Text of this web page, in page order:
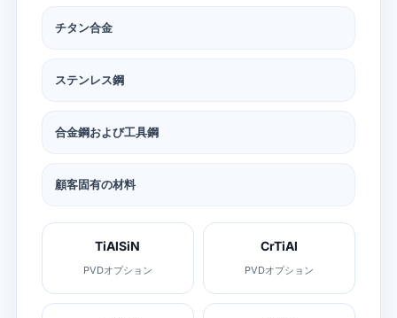
チタン合金
ステンレス鋼
合金鋼および工具鋼
顧客固有の材料
TiAlSiN
PVDオプション
CrTiAl
PVDオプション